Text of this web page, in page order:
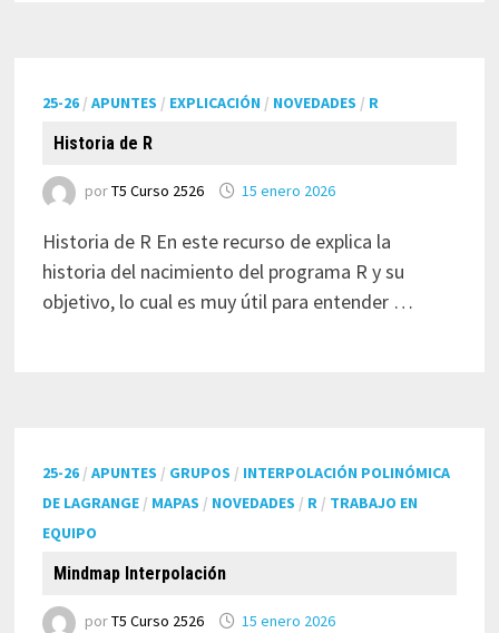
25-26 /APUNTES / EXPLICACIÓN / NOVEDADES / R
Historia de R
porT5 Curso 2526 15 enero 2026
Historia de R En este recurso de explica la
historia del nacimiento del programa R y su
objetivo, lo cual es muy útil para entender …
25-26 /APUNTES / GRUPOS / INTERPOLACIÓN POLINÓMICA
DE LAGRANGE / MAPAS / NOVEDADES / R / TRABAJO EN
EQUIPO
Mindmap Interpolación
porT5 Curso 2526 15 enero 2026